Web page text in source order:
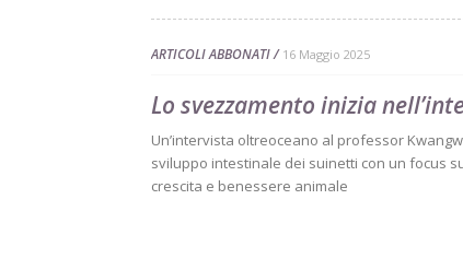
ARTICOLI ABBONATI 16 Maggio 2025
Lo svezzamento inizia
Un’intervista oltreoceano al professor
sviluppo intestinale dei suinetti con un focus
crescita e benessere animale